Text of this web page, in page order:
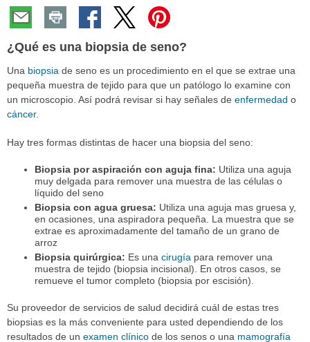
¿Qué es una biopsia de seno?
Una biopsia de seno es un procedimiento en el que se extrae una
pequeña muestra de tejido para que un patólogo lo examine con
un microscopio. Así podrá revisar si hay señales de enfermedad o
cáncer.
Hay tres formas distintas de hacer una biopsia del seno:
Biopsia por aspiración con aguja fina: Utiliza una aguja
muy delgada para remover una muestra de las células o
líquido del seno
Biopsia con agua gruesa: Utiliza una aguja mas gruesa y,
en ocasiones, una aspiradora pequeña. La muestra que se
extrae es aproximadamente del tamaño de un grano de
arroz
Biopsia quirúrgica: Es una cirugía para remover una
muestra de tejido (biopsia incisional). En otros casos, se
remueve el tumor completo (biopsia por escisión).
Su proveedor de servicios de salud decidirá cuál de estas tres
biopsias es la más conveniente para usted dependiendo de los
resultados de un examen clínico de los senos o una mamografía